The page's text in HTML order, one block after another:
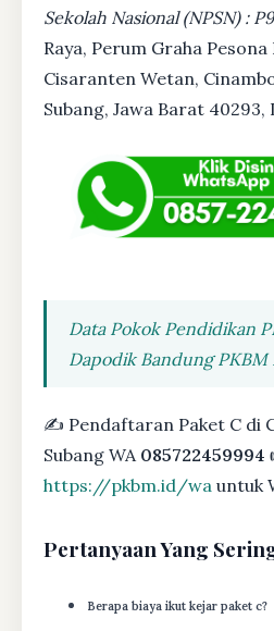
Sekolah Nasional (NPSN) :
Raya, Perum Graha Pesona
Cisaranten Wetan,
Subang, Jawa Barat 40293,
Data Pokok Pendidikan
Dapodik Bandung PKBM
✍ Pendaftaran Paket C di
Subang WA 085722459994
https://pkbm.id/wa untuk
Pertanyaan Yang
Berapa biaya ikut kejar paket c?